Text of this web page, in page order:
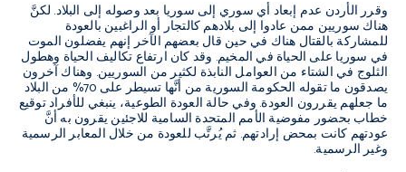
وقرر الأردن عدم إبعاد أي سوري إلى سوريا بعد وصوله إلى البلاد. لكنَّ
هناك سوريين ممن عادوا إلى بلادهم كالتجار أو الراغبين بالعودة
للمشاركة بالقتال هناك في حين قال بعضهم الآخر إنهم يفضلون الموت
في سوريا على الحياة في المخيم. وقد كان ارتفاع تكاليف الحياة وهطول
الثلوج في الشتاء من العوامل النابذة لكثير من السوريين. وهناك آخرون
يصدقون ما تقوله الحكومة السورية من أنَّها تسيطر على 70% من البلاد
ما جعلهم يقررون العودة. وفي حالة العودة الطوعية، ينبغي للأفراد توقيع
خطاب بحضور مفوضية الأمم المتحدة السامية للاجئين يقرون به أنَّ
عودتهم كانت بمحض إرادتهم. ثم يُرتَّب للعودة من خلال المعابر الرسمية
وغير الرسمية.